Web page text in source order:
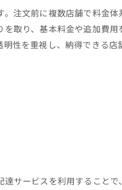
注文前に複数店舗で料金
取り、基本料金や追加費用
性を重視し、納得できる店
サービスを利用すること